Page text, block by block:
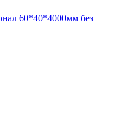
60*40*4000мм без